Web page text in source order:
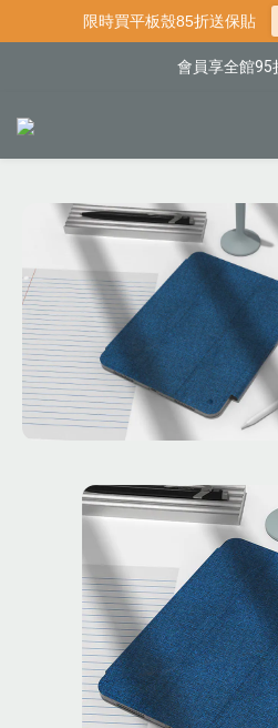
📍新客首購現折$50｜
📌年中下殺 手
會員享全館95
📍新客首購現折$50｜
限時買平板殼85折送保貼